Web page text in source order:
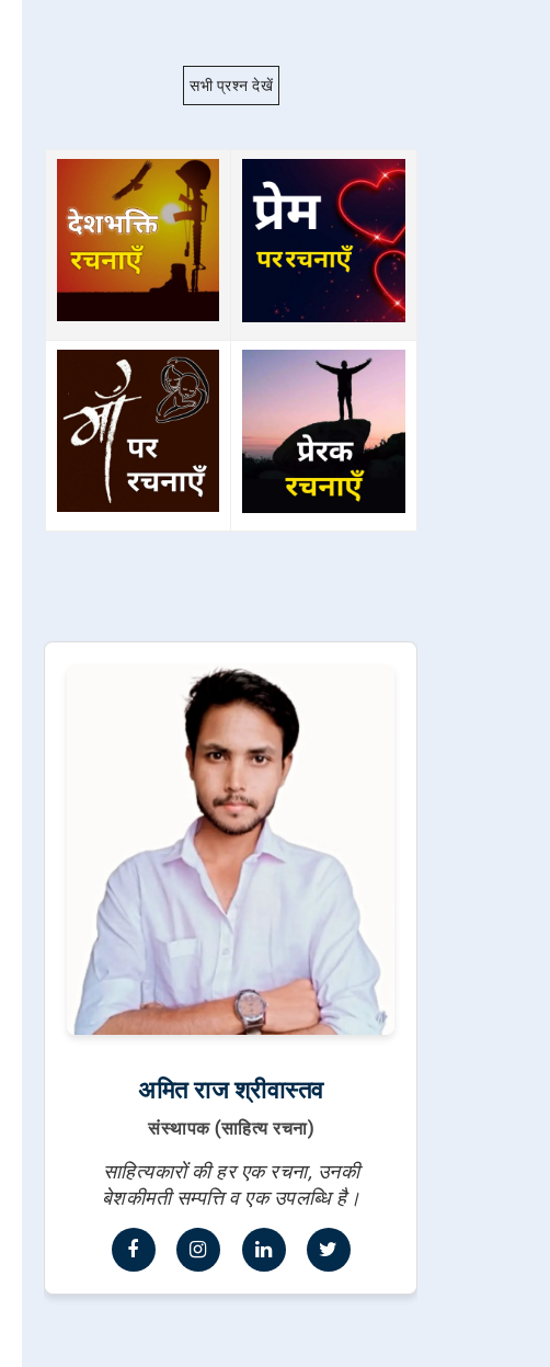
सभी प्रश्न देखें
अमित राज श्रीवास्तव
संस्थापक (साहित्य रचना)
साहित्यकारों की हर एक रचना, उनकी
बेशकीमती सम्पत्ति व एक उपलब्धि है।